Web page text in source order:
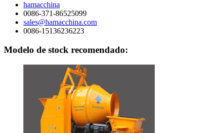
hamacchina
0086-371-86525099
sales@hamacchina.com
0086-15136236223
Modelo de stock recomendado: